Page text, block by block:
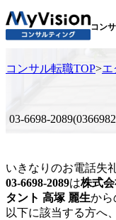
コン
コンサル転職TOP>エ
03-6698-
いきなりのお電話失
03-6698-2089は株式
タント 高塚 麗生から
以下に該当する方へ